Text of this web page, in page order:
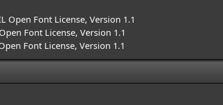
Open Font License, Version 1.1
Font License, Version 1.1
Font License, Version 1.1